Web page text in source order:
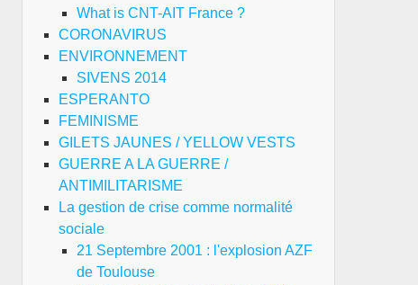
What is CNT-AIT France ?
CORONAVIRUS
ENVIRONNEMENT
SIVENS 2014
ESPERANTO
FEMINISME
GILETS JAUNES / YELLOW VESTS
GUERRE A LA GUERRE /
ANTIMILITARISME
La gestion de crise comme normalité
sociale
21 Septembre 2001 : l'explosion AZF
de Toulouse